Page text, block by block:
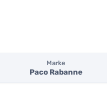
Marke
Paco Rabanne